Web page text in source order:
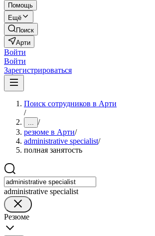
Помощь
Ещё
Поиск
Арти
Войти
Войти
Зарегистрироваться
Поиск сотрудников в Арти
/
... /
резюме в Арти/
administrative specialist/
полная занятость
administrative specialist
Резюме